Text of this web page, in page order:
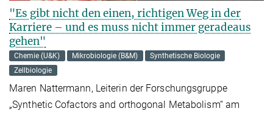
"Es gibt nicht den einen, richtigen Weg in der
Karriere – und es muss nicht immer geradeaus
gehen"
Chemie (U&K) Mikrobiologie (B&M)
Synthetische Biologie
Zellbiologie
Maren Nattermann, Leiterin der Forschungsgruppe
„Synthetic Cofactors and orthogonal Metabolism“ am